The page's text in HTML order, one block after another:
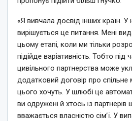
«Я вивчала досвід інших країн. У
вирішується це питання. Мені
цьому етапі, коли ми тільки
підійде варіативність. Тобто під
цивільного партнерства може
додатковий договір про
цього хочуть. У шлюбі це
ви одружені й хтось із
вважається власністю сімʼї. У